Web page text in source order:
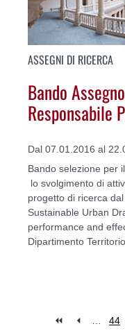
ASSEGNI DI RICERCA
Bando
Responsabile
Dal 07.01.2016 al
Bando selezione per
lo svolgimento di
progetto di ricerca
Sustainable Urban
performance and
Dipartimento
… 44